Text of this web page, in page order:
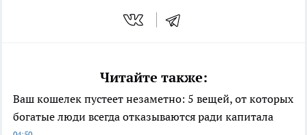
Читайте также:
Ваш кошелек пустеет незаметно: 5 вещей, от которых
богатые люди всегда отказываются ради капитала